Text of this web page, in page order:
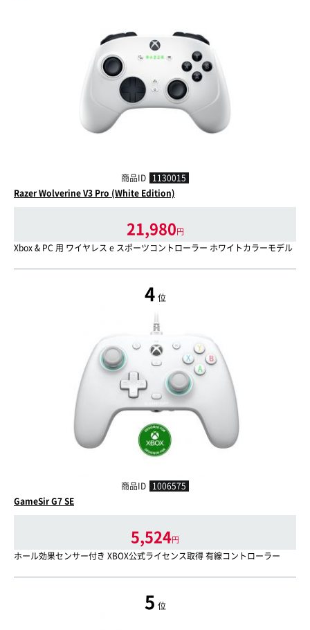
商品ID 1130015
Razer Wolverine V3 Pro (White Edition)
21,980円
Xbox & PC 用 ワイヤレス e スポーツコントローラー ホワイトカラーモデル
4 位
商品ID 1006575
GameSir G7 SE
5,524円
ホール効果センサー付き XBOX公式ライセンス取得 有線コントローラー
5 位